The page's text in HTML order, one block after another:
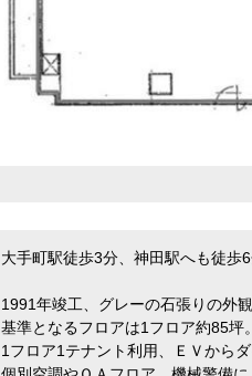
大手町駅徒歩3分、神田駅へも徒歩
1991年竣工、グレーの石張りの外
基準となるフロアは1フロア約85坪
1フロア1テナント利用、ＥＶから